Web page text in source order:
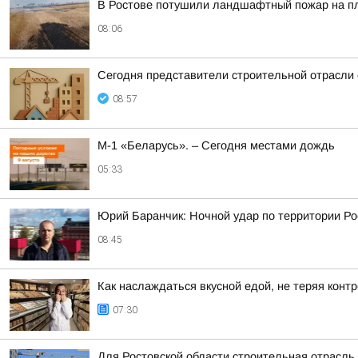
В Ростове потушили ландшафтный пожар на
08:06
Сегодня представители строительной
08:57
М-1 «Беларусь». – Сегодня местами дождь
05:33
Юрий Баранчик: Ночной удар по территории
08:45
Как наслаждаться вкусной едой, не теряя
07:30